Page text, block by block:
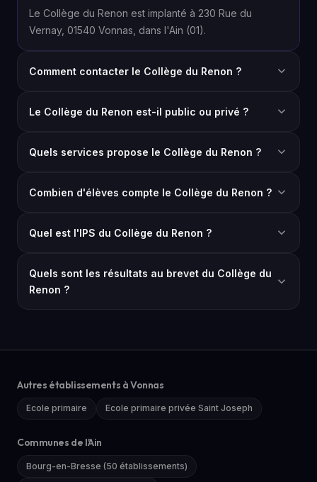
Le Collège du Renon est implanté à 230 Rue du
Vernay, 01540 Vonnas, dans l'Ain (01).
Comment contacter le Collège du Renon ?
Le Collège du Renon est-il public ou privé ?
Quels services propose le Collège du Renon ?
Combien d'élèves compte le Collège du Renon ?
Quel est l'IPS du Collège du Renon ?
Quels sont les résultats au brevet du Collège du
Renon ?
Autres établissements à Vonnas
Ecole primaire Ecole primaire privée Saint Joseph
Communes de l'Ain
Bourg-en-Bresse (50 établissements)